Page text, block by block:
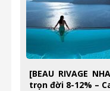
[BEAU RIVAGE
trọn đời 8-12% –